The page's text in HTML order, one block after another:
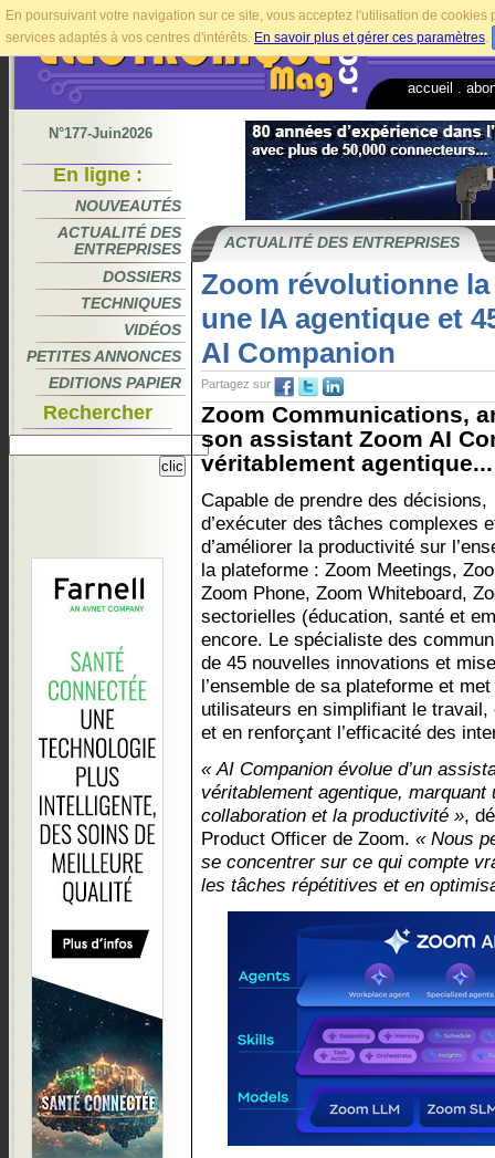
En poursuivant votre navigation sur ce site, vous acceptez l'utilisation de
services adaptés à vos centres d'intérêts. En savoir plus et gérer ces paramètres.
accueil
N°177-Juin2026
En ligne :
NOUVEAUTÉS
ACTUALITÉ DES
ENTREPRISES
DOSSIERS
TECHNIQUES
VIDÉOS
PETITES ANNONCES
EDITIONS PAPIER
Rechercher
ACTUALITÉ DES ENTREPRISES
Zoom révolutionne
une IA agentique et
AI Companion
Partagez sur
Zoom Communications,
son assistant Zoom AI
véritablement agentique...
Capable de prendre des décisions,
d’exécuter des tâches complexes
d’améliorer la productivité sur
la plateforme : Zoom Meetings,
Zoom Phone, Zoom Whiteboard,
sectorielles (éducation, santé et
encore. Le spécialiste des
de 45 nouvelles innovations et
l’ensemble de sa plateforme et
utilisateurs en simplifiant le
et en renforçant l’efficacité des
« AI Companion évolue d’un
véritablement agentique,
collaboration et la productivité »,
Product Officer de Zoom. « Nous
se concentrer sur ce qui compte
les tâches répétitives et en